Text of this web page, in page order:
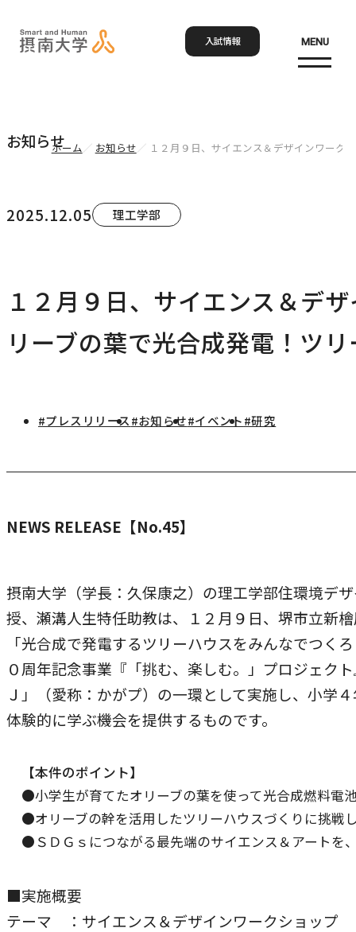
MENU
入試情報
大学概要トップ
大学紹介
学びの特色
交通アクセス
各種取り組み
学部・大学院
学部・大学院トップ
経済学部
現代社会学部
理工学部
薬学部
看護学部
農学部
大学院
研究
学生生活
健康管理
課外活動
ボランティア
就職・キャリア
就職・キャリア
キャリア支援
インターンシップ
就職支援独自プログラム
資格取得サポート
採用ご担当の方へ
国際交流
グローバルセンター
留学プログラム
危機管理対応
本学への正規留学生に対する支援
本学への短期留学生に対する支援
海外協定校
キャンパス内国際交流
その他（国際協力等）
ホーム お知らせ １２月９日、サイエンス＆デザインワーク
お知らせ
2025.12.05 理工学部
１２月９日、サイエンス＆デ
リーブの葉で光合成発電！ツ
#プレスリリース#お知らせ#イベント#研究
NEWS RELEASE【No.45】
摂南大学（学長：久保康之）の理工学部住環境デ
授、瀬溝人生特任助教は、１２月９日、堺市立新
「光合成で発電するツリーハウスをみんなでつく
０周年記念事業『「挑む、楽しむ。」プロジェク
Ｊ」（愛称：かがプ）の一環として実施し、小学
体験的に学ぶ機会を提供するものです。
【本件のポイント】
●小学生が育てたオリーブの葉を使って光合成燃料電
●オリーブの幹を活用したツリーハウスづくりに挑戦
●ＳＤＧｓにつながる最先端のサイエンス＆アートを
■実施概要
テーマ ：サイエンス＆デザインワークショップ